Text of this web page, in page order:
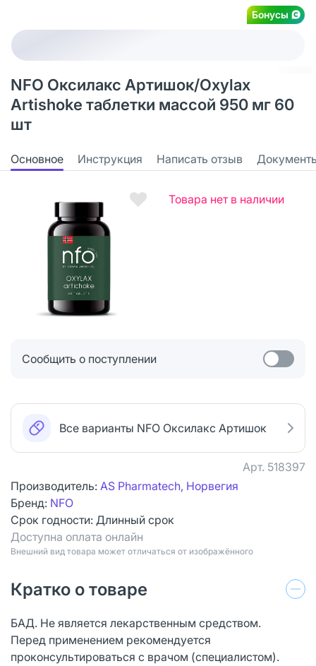
Бонусы
NFO Оксилакс Артишок/Oxylax
Artishoke таблетки массой 950 мг 60
шт
Основное Инструкция Написать отзыв
Товара нет в наличии
Сообщить о поступлении
Все варианты NFO Оксилакс Артишок
Арт. 518397
Производитель: AS Pharmatech, Норвегия
Бренд: NFO
Срок годности: Длинный срок
Доступна оплата онлайн
Bнешний вид товара может отличаться от изображённого
Кратко о товаре
БАД. Не является лекарственным средством.
Перед применением рекомендуется
проконсультироваться с врачом (специалистом).